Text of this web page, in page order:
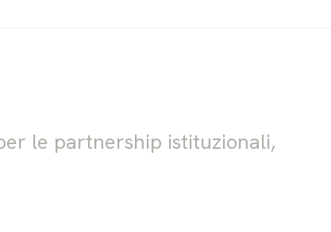
le partnership istituzionali,